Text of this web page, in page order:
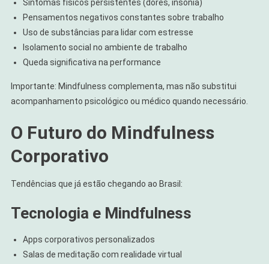
Sintomas físicos persistentes (dores, insônia)
Pensamentos negativos constantes sobre trabalho
Uso de substâncias para lidar com estresse
Isolamento social no ambiente de trabalho
Queda significativa na performance
Importante: Mindfulness complementa, mas não substitui
acompanhamento psicológico ou médico quando necessário.
O Futuro do Mindfulness
Corporativo
Tendências que já estão chegando ao Brasil:
Tecnologia e Mindfulness
Apps corporativos personalizados
Salas de meditação com realidade virtual